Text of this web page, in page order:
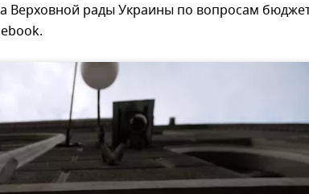
Верховной рады Украины по вопросам